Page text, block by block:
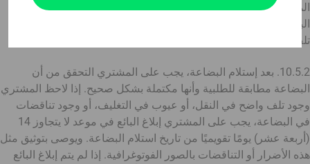
المشتري أن يشير إلى ذلك في مستند استلام التسليم، وفي حضور
البائع أو ممثله المفوض، أن يقوم بإعداد تقرير حر عن الشحنة و/أو
تلف/تعطل البضاعة.
10.5.2. بعد إستلام البضاعة، يجب على المشتري التحقق من أن
البضاعة مطابقة للطلبية وأنها مكتملة بشكل صحيح. إذا لاحظ المشتري
وجود تلف واضح في النقل، أو عيوب في التغليف، أو وجود تناقضات
في البضاعة، يجب على المشتري إبلاغ البائع في موعد لا يتجاوز 14
(أربعة عشر) يومًا تقويميًا من تاريخ استلام البضاعة. ويوصى بتوثيق مثل
هذه الأضرار أو التناقضات بالصور الفوتوغرافية. إذا لم يتم إبلاغ البائع